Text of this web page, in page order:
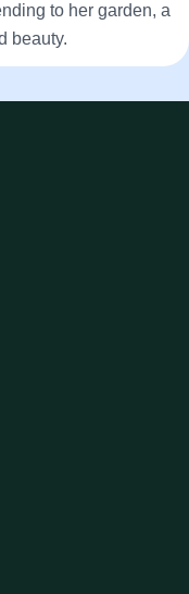
to her garden, a
beauty.